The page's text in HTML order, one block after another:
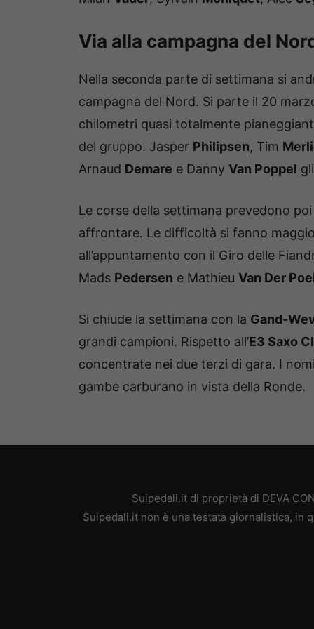
Via alla campagna del
Nella seconda parte di settimana si
campagna del Nord. Si parte il 20
chilometri quasi totalmente
del gruppo. Jasper Philipsen, Tim
Arnaud Demare e Danny Van Poppel
Le corse della settimana prevedono poi
affrontare. Le difficoltà si fanno
all’appuntamento con il Giro delle
Mads Pedersen e Mathieu Van Der
Si chiude la settimana con la Gand-
grandi campioni. Rispetto all’E3 Saxo
concentrate nei due terzi di gara. I
gambe carburano in vista della Ronde.
Suipedali.it di proprietà di DEVA
Suipedali.it non è una testata giornalistica, in